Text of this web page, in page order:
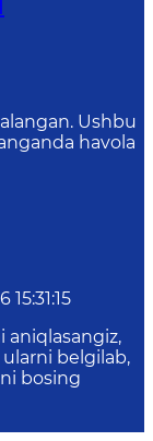
Ushbu
havola
aniqlasangiz,
belgilab,
bosing